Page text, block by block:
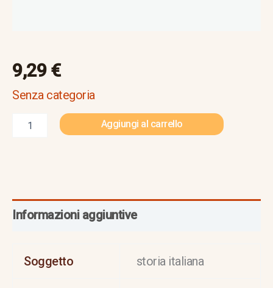
9,29 €
Senza categoria
Aggiungi al carrello
Informazioni aggiuntive
Soggetto storia italiana